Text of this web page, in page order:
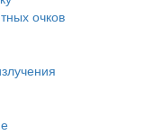
очков